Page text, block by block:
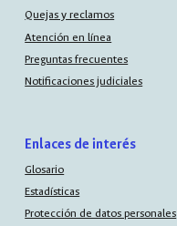
Quejas y reclamos
Atención en línea
Preguntas frecuentes
Notificaciones judiciales
Enlaces de interés
Glosario
Estadísticas
Protección de datos personales